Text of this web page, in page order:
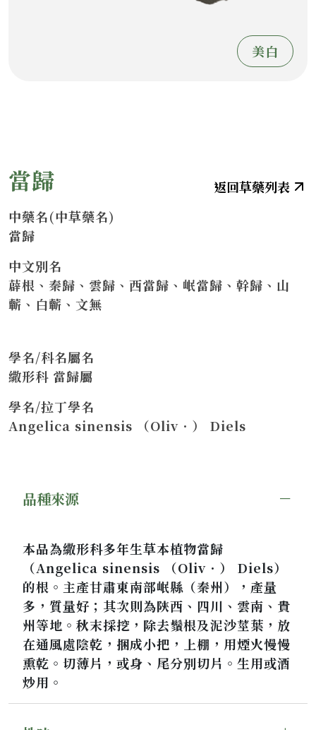
美白
當歸
中藥名(中草藥名)
當歸
中文別名
薜根、秦歸、雲歸、西當歸、岷當歸、幹歸、山
蘄、白蘄、文無
學名/科名屬名
繖形科 當歸屬
學名/拉丁學名
Angelica sinensis （Oliv．） Diels
品種來源
本品為繖形科多年生草本植物當歸
（Angelica sinensis （Oliv．） Diels）
的根。主產甘肅東南部岷縣（秦州），產量
多，質量好；其次則為陝西、四川、雲南、貴
州等地。秋末採挖，除去鬚根及泥沙莖葉，放
在通風處陰乾，捆成小把，上棚，用煙火慢慢
熏乾。切薄片，或身、尾分別切片。生用或酒
炒用。